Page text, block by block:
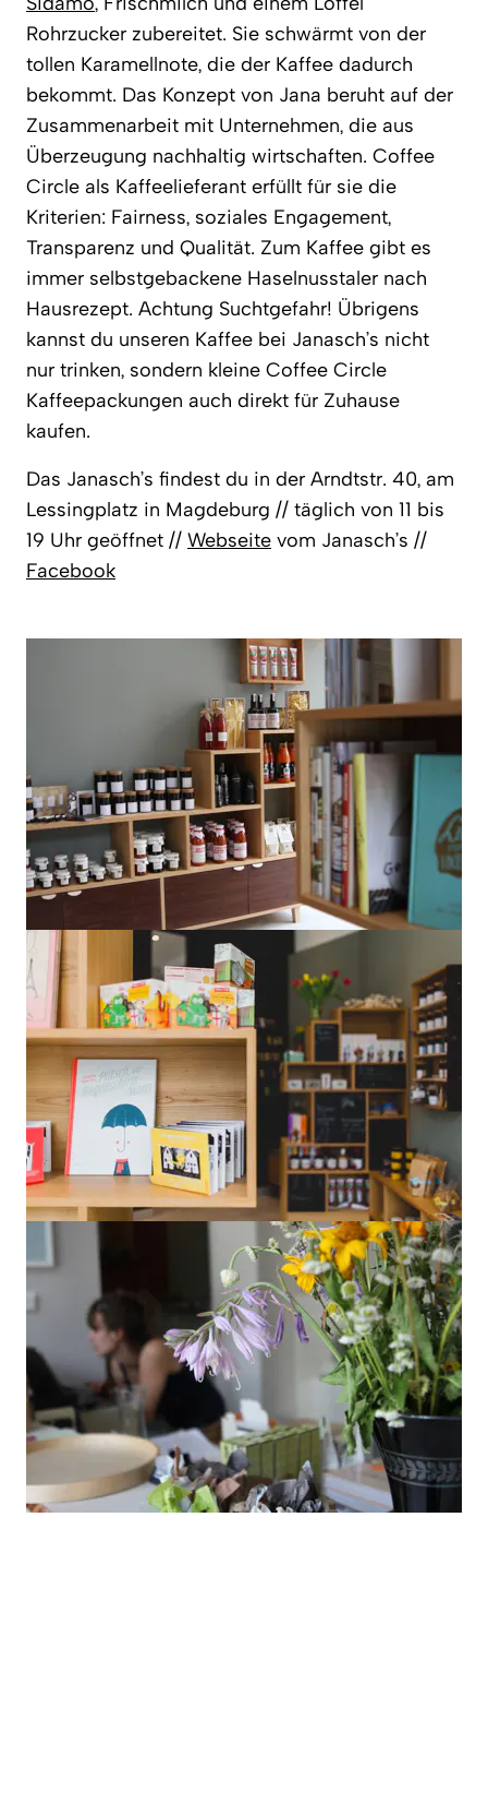
Rohrzucker zubereitet. Sie schwärmt von der
tollen Karamellnote, die der Kaffee dadurch
bekommt. Das Konzept von Jana beruht auf der
Zusammenarbeit mit Unternehmen, die aus
Überzeugung nachhaltig wirtschaften. Coffee
Circle als Kaffeelieferant erfüllt für sie die
Kriterien: Fairness, soziales Engagement,
Transparenz und Qualität. Zum Kaffee gibt es
immer selbstgebackene Haselnusstaler nach
Hausrezept. Achtung Suchtgefahr! Übrigens
kannst du unseren Kaffee bei Janasch’s nicht
nur trinken, sondern kleine Coffee Circle
Kaffeepackungen auch direkt für Zuhause
kaufen.
Das Janasch’s findest du in der Arndtstr. 40, am
Lessingplatz in Magdeburg // täglich von 11 bis
19 Uhr geöffnet // Webseite vom Janasch’s //
Facebook